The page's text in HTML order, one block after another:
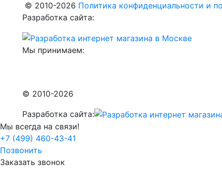
© 2010-2026 Политика конфиденциальности и
Разработка сайта:
Мы принимаем:
© 2010-2026
Разработка сайта:
Мы всегда на связи!
+7 (499) 460-43-41
Позвонить
Заказать звонок